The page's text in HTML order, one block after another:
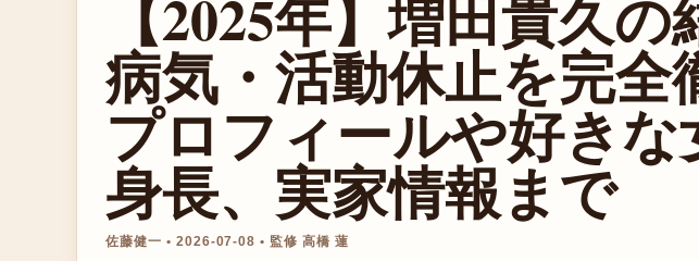
【2025年】増田貴久の
病気・活動休止を完全
プロフィールや好きな
身長、実家情報まで
佐藤健一 • 2026-07-08 • 監修 高橋 蓮